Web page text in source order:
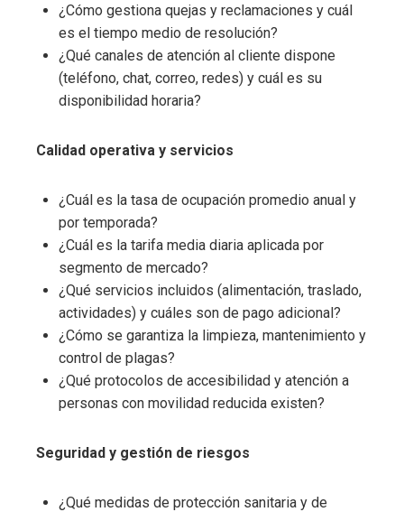
¿Cómo gestiona quejas y reclamaciones y cuál
es el tiempo medio de resolución?
¿Qué canales de atención al cliente dispone
(teléfono, chat, correo, redes) y cuál es su
disponibilidad horaria?
Calidad operativa y servicios
¿Cuál es la tasa de ocupación promedio anual y
por temporada?
¿Cuál es la tarifa media diaria aplicada por
segmento de mercado?
¿Qué servicios incluidos (alimentación, traslado,
actividades) y cuáles son de pago adicional?
¿Cómo se garantiza la limpieza, mantenimiento y
control de plagas?
¿Qué protocolos de accesibilidad y atención a
personas con movilidad reducida existen?
Seguridad y gestión de riesgos
¿Qué medidas de protección sanitaria y de